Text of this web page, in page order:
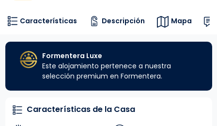
Características Descripción Mapa
Formentera Luxe
Este alojamiento pertenece a nuestra
selección premium en Formentera.
Características de la Casa